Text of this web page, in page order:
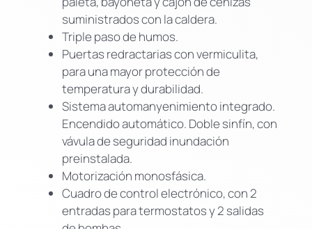
suministrados con la caldera.
Triple paso de humos.
Puertas redractarias con vermiculita,
para una mayor protección de
temperatura y durabilidad.
Sistema automanyenimiento integrado.
Encendido automático. Doble sinfín, con
vávula de seguridad inundación
preinstalada.
Motorización monosfásica.
Cuadro de control electrónico, con 2
entradas para termostatos y 2 salidas